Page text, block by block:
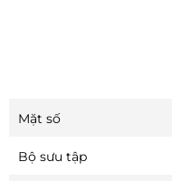
Mặt số
Bộ sưu tập